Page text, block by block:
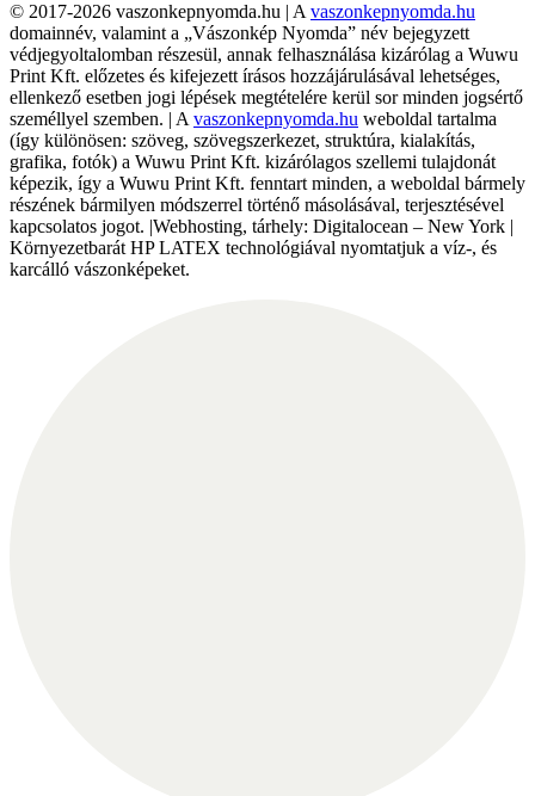
© 2017-2026 vaszonkepnyomda.hu | A vaszonkepnyomda.hu
domainnév, valamint a „Vászonkép Nyomda” név bejegyzett
védjegyoltalomban részesül, annak felhasználása kizárólag a Wuwu
Print Kft. előzetes és kifejezett írásos hozzájárulásával lehetséges,
ellenkező esetben jogi lépések megtételére kerül sor minden jogsértő
személlyel szemben. | A vaszonkepnyomda.hu weboldal tartalma
(így különösen: szöveg, szövegszerkezet, struktúra, kialakítás,
grafika, fotók) a Wuwu Print Kft. kizárólagos szellemi tulajdonát
képezik, így a Wuwu Print Kft. fenntart minden, a weboldal bármely
részének bármilyen módszerrel történő másolásával, terjesztésével
kapcsolatos jogot. |Webhosting, tárhely: Digitalocean – New York |
Környezetbarát HP LATEX technológiával nyomtatjuk a víz-, és
karcálló vászonképeket.